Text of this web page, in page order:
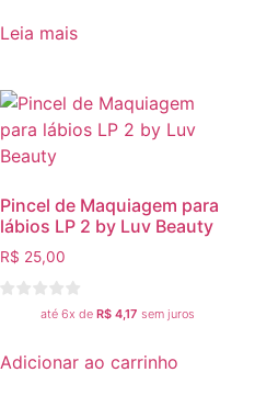
Leia mais
Pincel de Maquiagem para
lábios LP 2 by Luv Beauty
R$ 25,00
até 6x de R$4,17 sem juros
Adicionar ao carrinho